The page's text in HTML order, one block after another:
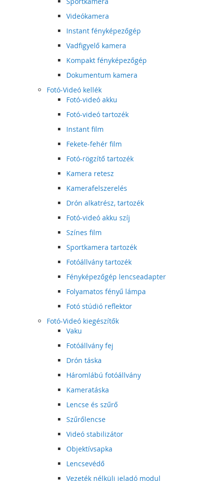
Videókamera
Instant fényképezőgép
Vadfigyelő kamera
Kompakt fényképezőgép
Dokumentum kamera
Fotó-Videó kellék
Fotó-videó akku
Fotó-videó tartozék
Instant film
Fekete-fehér film
Fotó-rögzítő tartozék
Kamera retesz
Kamerafelszerelés
Drón alkatrész, tartozék
Fotó-videó akku szíj
Színes film
Sportkamera tartozék
Fotóállvány tartozék
Fényképezőgép lencseadapter
Folyamatos fényű lámpa
Fotó stúdió reflektor
Fotó-Videó kiegészítők
Vaku
Fotóállvány fej
Drón táska
Háromlábú fotóállvány
Kameratáska
Lencse és szűrő
Szűrőlencse
Videó stabilizátor
Objektívsapka
Lencsevédő
Vezeték nélküli jeladó modul